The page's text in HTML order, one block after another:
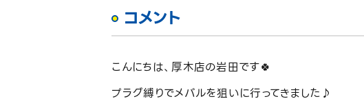
コメント
こんにちは、厚木店の岩田です🍀
プラグ縛りでメバルを狙いに行ってきました♪